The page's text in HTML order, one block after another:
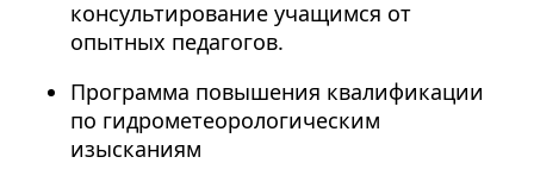
консультирование учащимся от
опытных педагогов.
Программа повышения квалификации
по гидрометеорологическим
изысканиям